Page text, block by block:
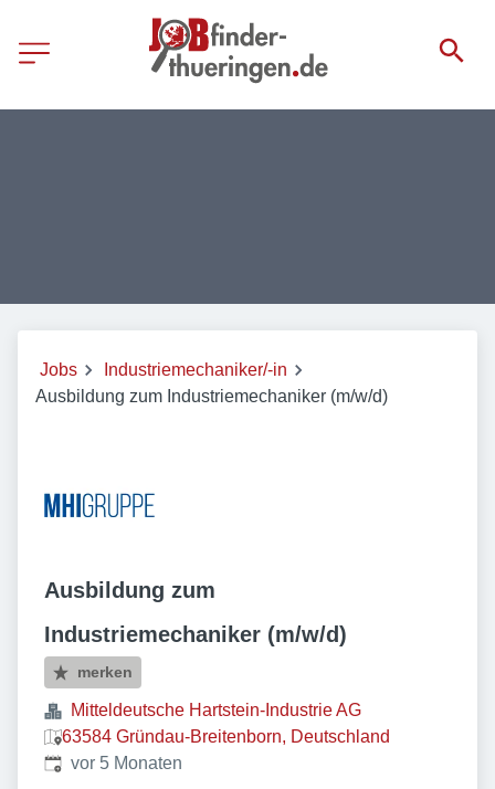
Jobs
Industriemechaniker/-in
Ausbildung zum Industriemechaniker (m/w/d)
Ausbildung zum
Industriemechaniker (m/w/d)
merken
Mitteldeutsche Hartstein-Industrie AG
63584 Gründau-Breitenborn, Deutschland
Veröffentlicht:
vor 5 Monaten